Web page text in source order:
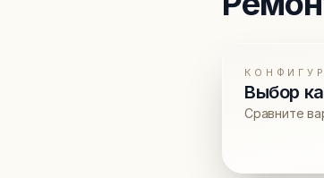
Выбор
Сравните